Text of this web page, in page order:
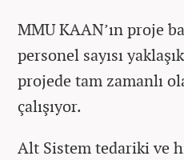
MMU KAAN’ın proje
personel sayısı
projede tam zamanlı
çalışıyor.
Alt Sistem tedariki ve